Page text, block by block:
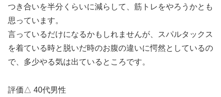
つき合いを半分くらいに減らして、筋トレをやろうかとも
思っています。
言っているだけになるかもしれませんが、スパルタックス
を着ている時と脱いだ時のお腹の違いに愕然としているの
で、多少やる気は出ているところです。
評価△ 40代男性